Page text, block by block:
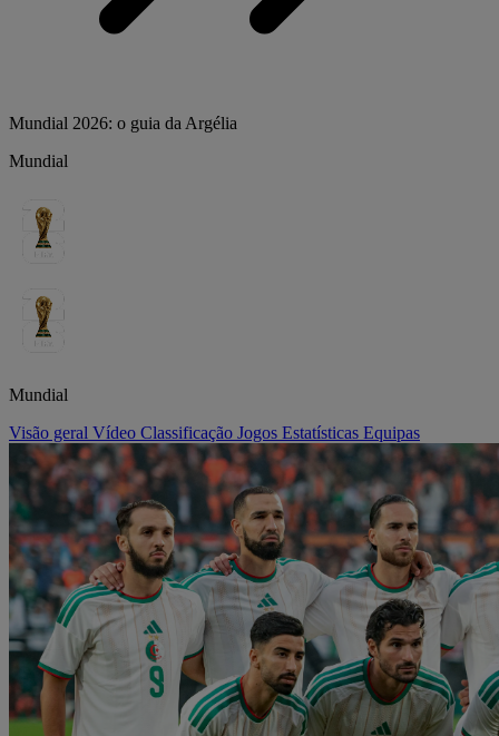
Mundial 2026: o guia da Argélia
Mundial
Mundial
Visão geral Vídeo Classificação Jogos Estatísticas Equipas